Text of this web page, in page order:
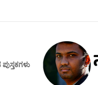
ಪುಸ್ತಕಗಳು